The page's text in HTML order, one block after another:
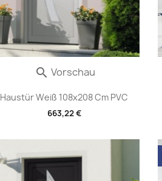
Haustür Weiß 108x208 Cm PVC
663,22 €
 Vorschau